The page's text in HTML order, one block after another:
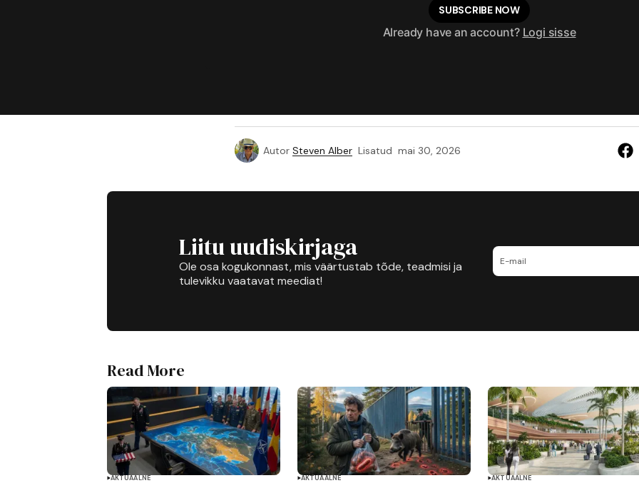
SUBSCRIBE NOW
Already have an account? Logi sisse
Autor Steven Alber Lisatud mai 30, 2026
Liitu uudiskirjaga
Ole osa kogukonnast, mis väärtustab tõde, teadmisi ja
tulevikku vaatavat meediat!
Read More
AKTUAALNE AKTUAALNE AKTUAALNE